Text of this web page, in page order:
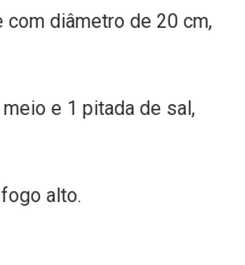
com diâmetro de 20 cm,
e 1 pitada de sal,
alto.